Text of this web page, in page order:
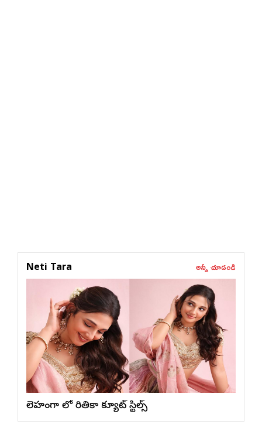
Neti Tara అన్నీ చూడండి
లెహంగా లో రితికా క్యూట్ స్టిల్స్